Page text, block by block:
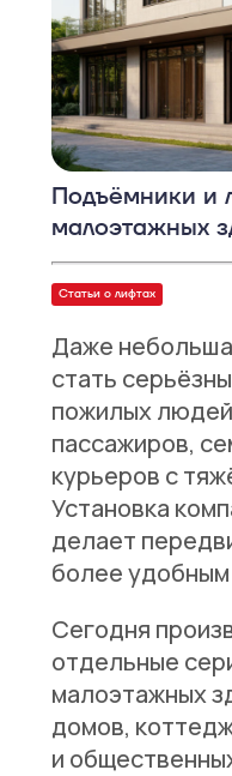
Подъёмники и
малоэтажных
Статьи о лифтах
Даже
стать
пожилых
пассажиров,
курьеров с
Установка
делает
более
Сегодня
отдельные
малоэтажных
домов,
и